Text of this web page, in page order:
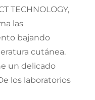
TECHNOLOGY,
las
bajando
cutánea.
un delicado
los laboratorios